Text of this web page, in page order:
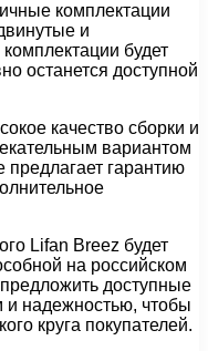
комплектации
и
будет
останется доступной
качество сборки и
вариантом
предлагает гарантию
Lifan Breez будет
на российском
доступные
и надежностью, чтобы
круга покупателей.